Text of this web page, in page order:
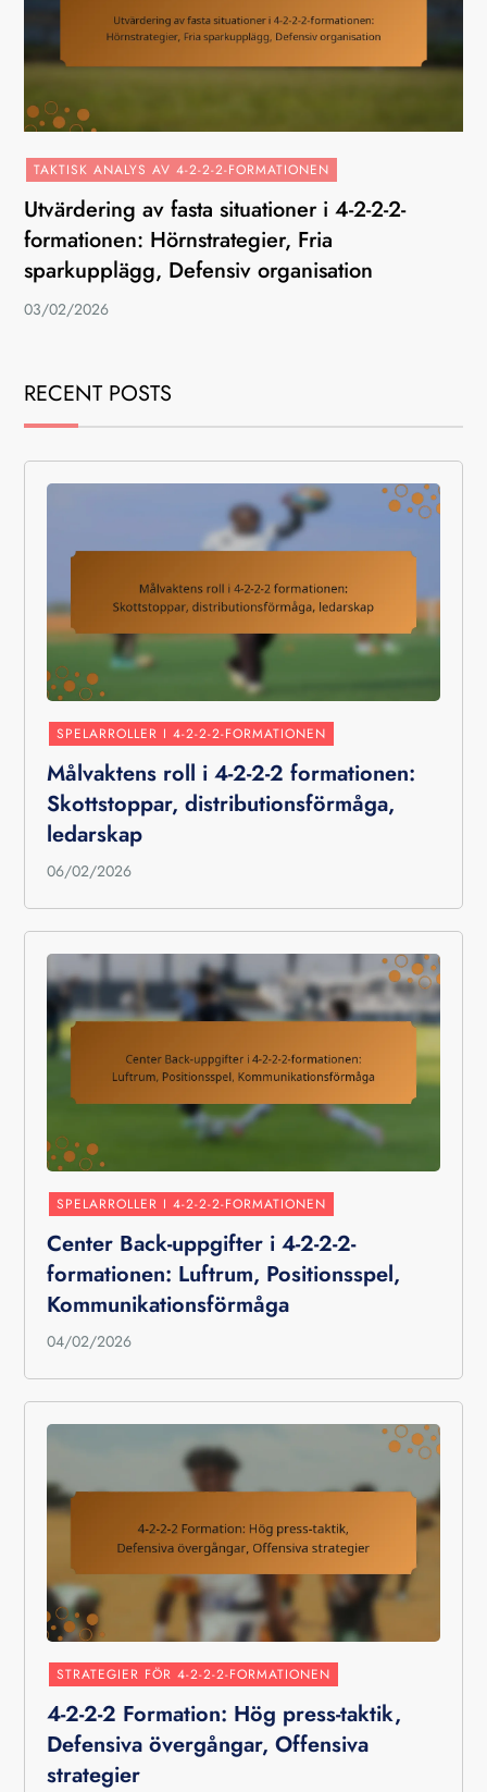
TAKTISK ANALYS AV 4-2-2-2-FORMATIONEN
Utvärdering av fasta situationer i 4-2-2-2-
formationen: Hörnstrategier, Fria
sparkupplägg, Defensiv organisation
03/02/2026
RECENT POSTS
SPELARROLLER I 4-2-2-2-FORMATIONEN
Målvaktens roll i 4-2-2-2 formationen:
Skottstoppar, distributionsförmåga,
ledarskap
06/02/2026
SPELARROLLER I 4-2-2-2-FORMATIONEN
Center Back-uppgifter i 4-2-2-2-
formationen: Luftrum, Positionsspel,
Kommunikationsförmåga
04/02/2026
STRATEGIER FÖR 4-2-2-2-FORMATIONEN
4-2-2-2 Formation: Hög press-taktik,
Defensiva övergångar, Offensiva
strategier